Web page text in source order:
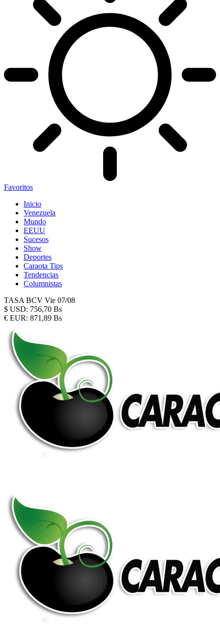
Favoritos
Inicio
Venezuela
Mundo
EEUU
Sucesos
Show
Deportes
Caraota Tips
Tendencias
Columnistas
TASA BCV Vie 07/08
$ USD: 756,70 Bs
€ EUR: 871,89 Bs